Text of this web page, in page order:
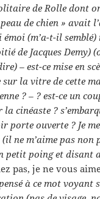
de Rolle dont
de chien » avait
émoi (m’a-t-il
de Jacques Demy)
– est-ce mise en
la vitre de cette
? – ? est-ce un
cinéaste ?
porte ouverte ? Je
ne m’aime pas non
petit poing et disant
pas, je ne vous
à ce mot voyant